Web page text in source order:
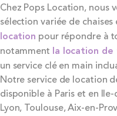
Chez Pops Location, nous
sélection variée de
location pour répondre à
notamment la location
un service clé en main
Notre service de location
disponible à Paris et en
Lyon, Toulouse, Aix-en-